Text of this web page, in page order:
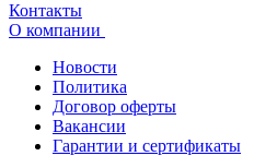
Контакты
О компании
Новости
Политика
Договор оферты
Вакансии
Гарантии и сертификаты